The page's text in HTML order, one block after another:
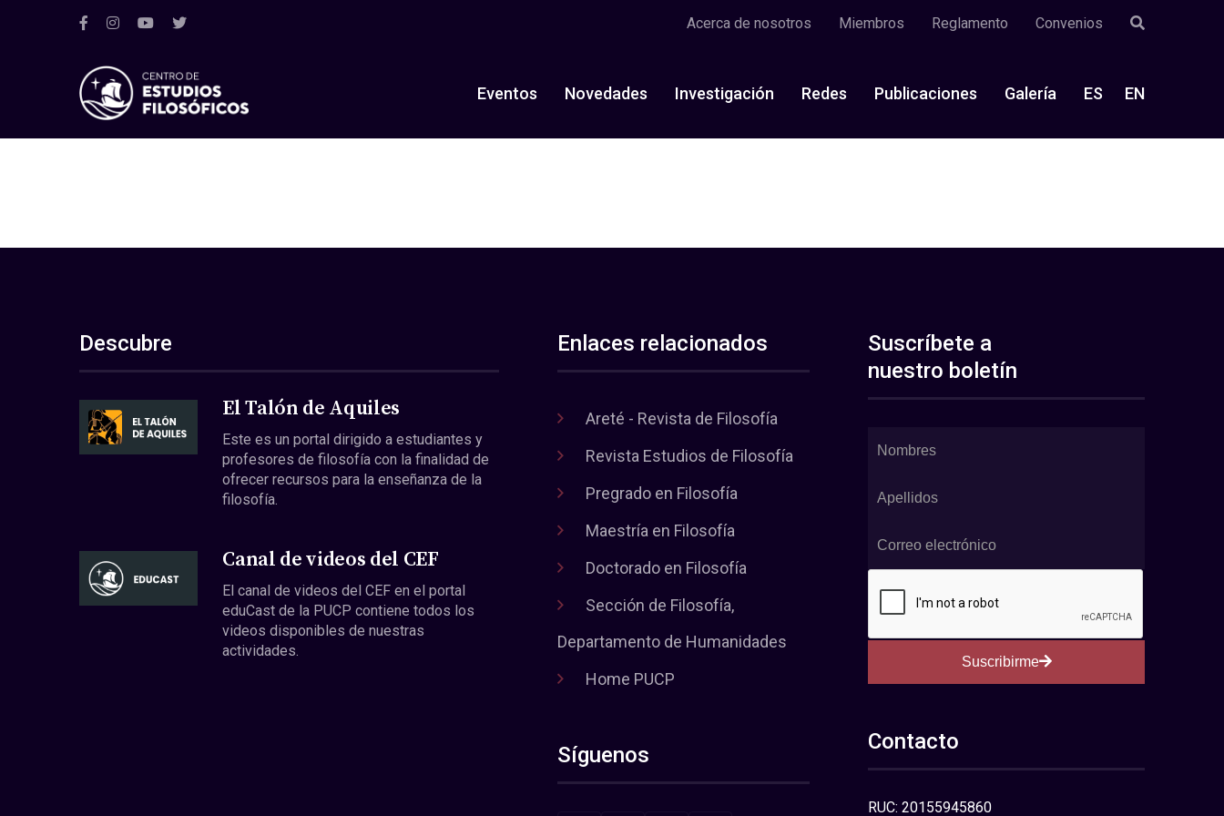
Acerca de nosotros Miembros Reglamento Convenios
Eventos Novedades Investigación Redes Publicaciones Galería ES EN
Descubre
El Talón de Aquiles
Este es un portal dirigido a estudiantes y
profesores de filosofía con la finalidad de
ofrecer recursos para la enseñanza de la
filosofía.
Canal de videos del CEF
El canal de videos del CEF en el portal
eduCast de la PUCP contiene todos los
videos disponibles de nuestras
actividades.
Enlaces relacionados
Areté - Revista de Filosofía
Revista Estudios de Filosofía
Pregrado en Filosofía
Maestría en Filosofía
Doctorado en Filosofía
Sección de Filosofía,
Departamento de Humanidades
Home PUCP
Síguenos
Suscríbete a
nuestro boletín
Suscribirme
Contacto
RUC: 20155945860